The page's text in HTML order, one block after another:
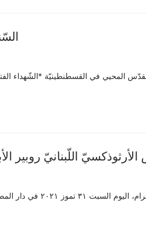
المحيي في القسطنطينيّة *الشّهداء
اللّبنانيّ روبير الأبيض
استقبل صاحب السيادة